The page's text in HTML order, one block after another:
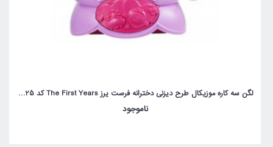
لگن سه کاره موزیکال طرح دیزنی دخترانه فرست یرز The First Years کد 10325
ناموجود